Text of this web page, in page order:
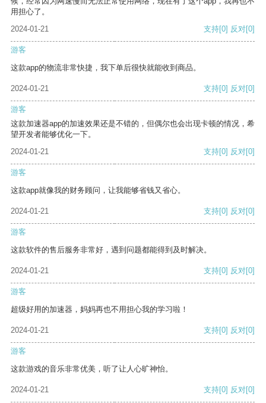
用担心了。
2024-01-21
支持[0] 反对[0]
游客
这款app的物流非常快捷，我下单后很快就能收到商品。
2024-01-21 支持[0] 反对[0]
游客
这款加速器app的加速效果还是不错的，但偶尔也会出现卡顿的情况，希
望开发者能够优化一下。
2024-01-21
支持[0] 反对[0]
游客
这款app就像我的财务顾问，让我能够省钱又省心。
2024-01-21 支持[0] 反对[0]
游客
这款软件的售后服务非常好，遇到问题都能得到及时解决。
2024-01-21 支持[0] 反对[0]
游客
超级好用的加速器，妈妈再也不用担心我的学习啦！
2024-01-21 支持[0] 反对[0]
游客
这款游戏的音乐非常优美，听了让人心旷神怡。
2024-01-21 支持[0] 反对[0]